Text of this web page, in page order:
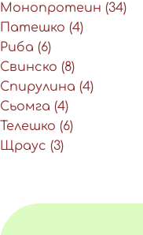
Монопротеин (34)
Патешко (4)
Риба (6)
Свинско (8)
Спирулина (4)
Сьомга (4)
Телешко (6)
Щраус (3)